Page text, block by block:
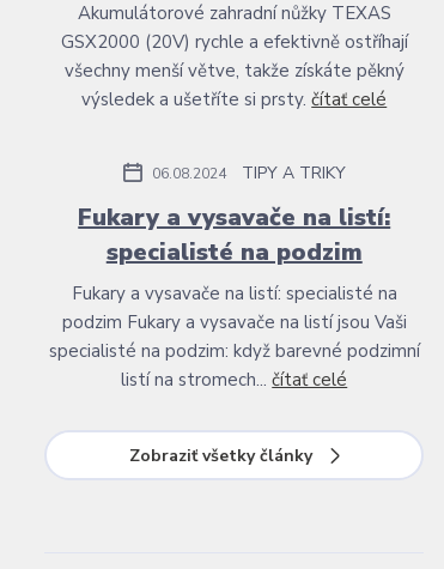
Akumulátorové zahradní nůžky TEXAS
GSX2000 (20V) rychle a efektivně ostříhají
všechny menší větve, takže získáte pěkný
výsledek a ušetříte si prsty.čítať celé
06.08.2024 TIPY A TRIKY
Fukary a vysavače na listí:
specialisté na podzim
Fukary a vysavače na listí: specialisté na
podzim Fukary a vysavače na listí jsou Vaši
specialisté na podzim: když barevné podzimní
listí na stromech...čítať celé
Zobraziť všetky články